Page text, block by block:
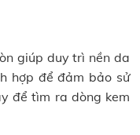
giúp duy trì nền da
hợp để đảm bảo sử
để tìm ra dòng kem